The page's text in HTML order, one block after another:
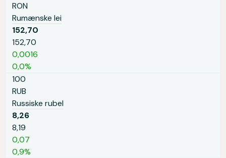
RON
Rumænske lei
152,70
152,70
0,0016
0,0%
100
RUB
Russiske rubel
8,26
8,19
0,07
0,9%